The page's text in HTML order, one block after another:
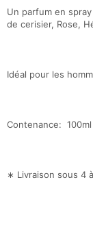
Un parfum en
de cerisier, Rose,
Idéal pour les
Contenance: 100ml
∗ Livraison sous 4